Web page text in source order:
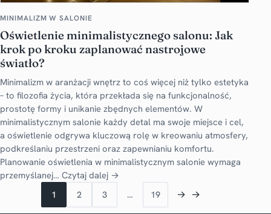
MINIMALIZM W SALONIE
Oświetlenie minimalistycznego salonu: Jak
krok po kroku zaplanować nastrojowe
światło?
Minimalizm w aranżacji wnętrz to coś więcej niż tylko estetyka
– to filozofia życia, która przekłada się na funkcjonalność,
prostotę formy i unikanie zbędnych elementów. W
minimalistycznym salonie każdy detal ma swoje miejsce i cel,
a oświetlenie odgrywa kluczową rolę w kreowaniu atmosfery,
podkreślaniu przestrzeni oraz zapewnianiu komfortu.
Planowanie oświetlenia w minimalistycznym salonie wymaga
przemyślanej… Czytaj dalej →
1 2 3 … 19 → →